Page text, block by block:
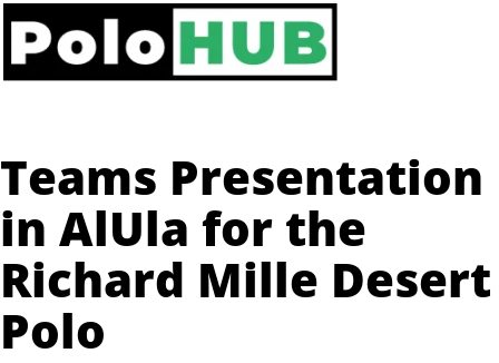
Teams Presentation
in AlUla for the
Richard Mille Desert
Polo